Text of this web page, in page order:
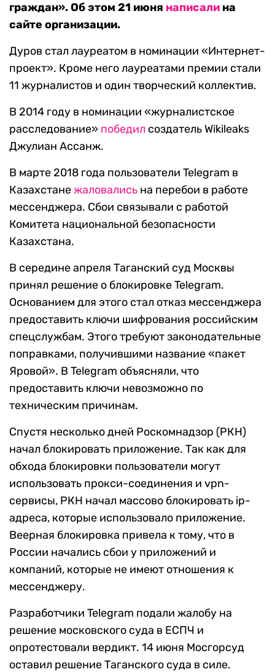
граждан». Об этом 21 июня написали на
сайте организации.
Дуров стал лауреатом в номинации «Интернет-
проект». Кроме него лауреатами премии стали
11 журналистов и один творческий коллектив.
В 2014 году в номинации «журналистское
расследование» победил создатель Wikileaks
Джулиан Ассанж.
В марте 2018 года пользователи Telegram в
Казахстанежаловались на перебои в работе
мессенджера. Сбои связывали с работой
Комитета национальной безопасности
Казахстана.
В середине апреля Таганский суд Москвы
принял решение о блокировке Telegram.
Основанием для этого стал отказ мессенджера
предоставить ключи шифрования российским
спецслужбам. Этого требуют законодательные
поправками, получившими название «пакет
Яровой». В Telegram объясняли, что
предоставить ключи невозможно по
техническим причинам.
Спустя несколько дней Роскомнадзор (РКН)
начал блокировать приложение. Так как для
обхода блокировки пользователи могут
использовать прокси-соединения и vpn-
сервисы, РКН начал массово блокировать ip-
адреса, которые использовало приложение.
Веерная блокировка привела к тому, что в
России начались сбои у приложений и
компаний, которые не имеют отношения к
мессенджеру.
Разработчики Telegram подали жалобу на
решение московского суда в ЕСПЧ и
опротестовали вердикт. 14 июня Мосгорсуд
оставил решение Таганского суда в силе.